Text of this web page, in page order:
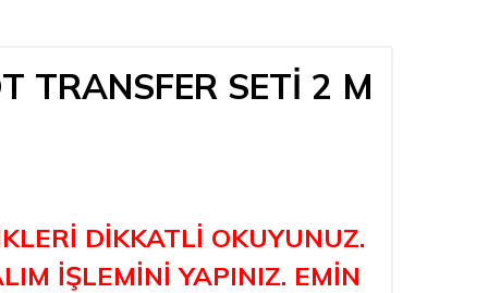
TRANSFER SETİ 2 M
DİKKATLİ OKUYUNUZ.
İŞLEMİNİ YAPINIZ. EMİN